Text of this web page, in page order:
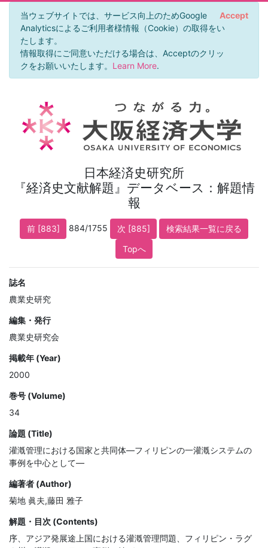
当ウェブサイトでは、サービス向上のためGoogle
Analyticsによるご利用者様情報（Cookie）の取得をい
たします。
情報取得にご同意いただける場合は、Acceptのクリッ
クをお願いいたします。 Learn More.
Accept
日本経済史研究所
『経済史文献解題』データベース：解題情
報
前 [883] 884/1755 次 [885]
検索結果一覧に戻る
Topへ
誌名
農業史研究
編集・発行
農業史研究会
掲載年 (Year)
2000
巻号 (Volume)
34
論題 (Title)
灌漑管理における国家と共同体—フィリピンの一灌漑システムの
事例を中心として—
編著者 (Author)
菊地 眞夫,藤田 雅子
解題・目次 (Contents)
序、アジア発展途上国における灌漑管理問題、フィリピン・ラグ